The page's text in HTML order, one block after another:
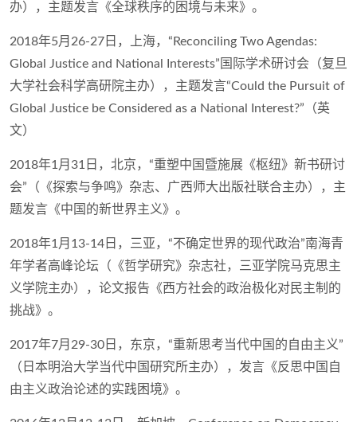
办），主题发言《全球秩序的困境与未来》。
2018年5月26-27日，上海，“Reconciling Two Agendas:
Global Justice and National Interests”国际学术研讨会（复旦
大学社会科学高研院主办），主题发言“Could the Pursuit of
Global Justice be Considered as a National Interest?”（英
文）
2018年1月31日，北京，“重塑中国暨施展《枢纽》新书研讨
会”（《探索与争鸣》杂志、广西师大出版社联合主办），主
题发言《中国的新世界主义》。
2018年1月13-14日，三亚，“不确定世界的现代政治”南海青
年学者高峰论坛（《哲学研究》杂志社，三亚学院马克思主
义学院主办），论文报告《西方社会的政治极化对民主制的
挑战》。
2017年7月29-30日，东京，“重新思考当代中国的自由主义”
（日本明治大学当代中国研究所主办），发言《反思中国自
由主义政治论述的实践困境》。